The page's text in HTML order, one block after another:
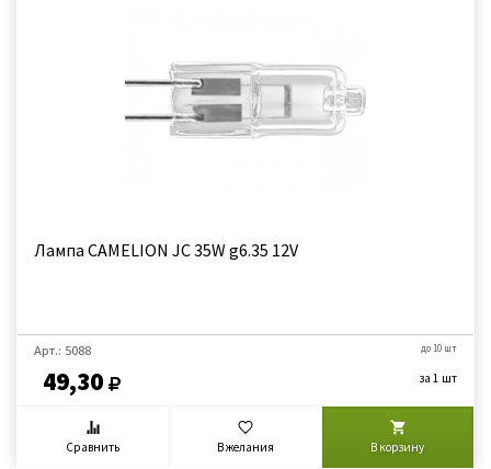
Лампа CAMELION JC 35W g6.35 12V
Арт.: 5088
49,30
до 10 шт
за 1 шт
Сравнить В желания В корзину